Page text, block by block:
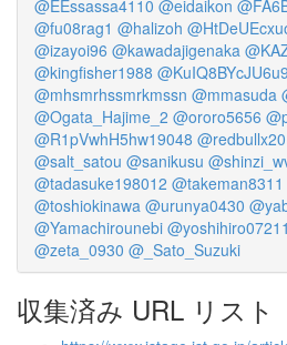
@EEssassa4110 @eidaikon
@fu08rag1 @halizoh
@izayoi96 @kawadajigenaka
@kingfisher1988
@mhsmrhssmrkmssn @mmasuda
@Ogata_Hajime_2 @ororo5656
@R1pVwhH5hw19048
@salt_satou @sanikusu
@tadasuke198012 @takeman8311
@toshiokinawa @urunya0430
@Yamachirounebi
@zeta_0930 @_Sato_Suzuki
収集済み URL リスト